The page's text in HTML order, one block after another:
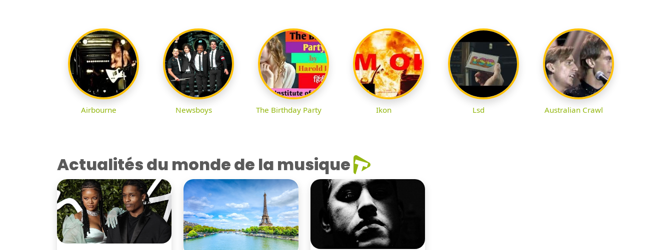
Airbourne Newsboys The Birthday Party Ikon Lsd Australian Crawl
Actualités du monde de la musique